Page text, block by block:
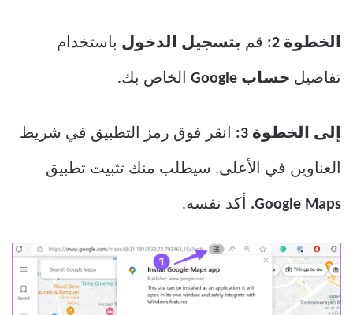
الخطوة 2: قم بتسجيل الدخول باستخدام
تفاصيل حساب Google الخاص بك.
إلى الخطوة 3: انقر فوق رمز التطبيق في شريط
العناوين في الأعلى. سيطلب منك تثبيت تطبيق
Google Maps. أكد نفسه.